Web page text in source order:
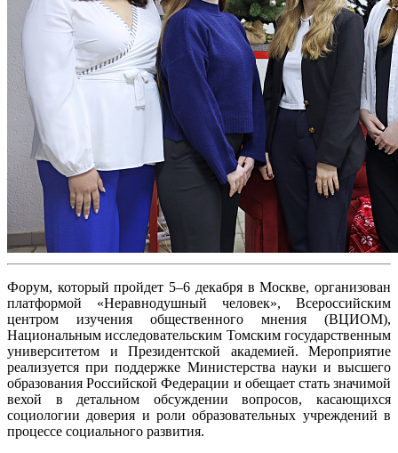
Форум, который пройдет 5–6 декабря в Москве, организован
платформой «Неравнодушный человек», Всероссийским
центром изучения общественного мнения (ВЦИОМ),
Национальным исследовательским Томским государственным
университетом и Президентской академией. Мероприятие
реализуется при поддержке Министерства науки и высшего
образования Российской Федерации и обещает стать значимой
вехой в детальном обсуждении вопросов, касающихся
социологии доверия и роли образовательных учреждений в
процессе социального развития.